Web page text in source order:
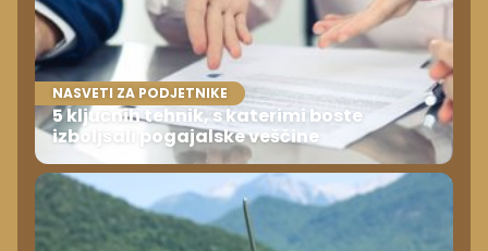
NASVETI ZA PODJETNIKE
5 ključnih tehnik, s katerimi boste
izboljšali pogajalske veščine